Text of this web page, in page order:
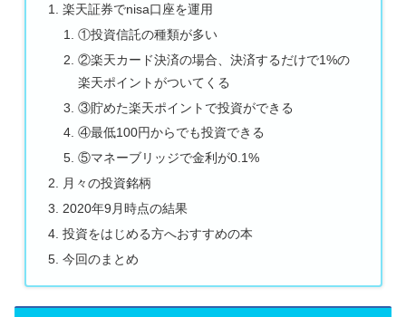
楽天証券でnisa口座を運用
①投資信託の種類が多い
②楽天カード決済の場合、決済するだけで1%の
楽天ポイントがついてくる
③貯めた楽天ポイントで投資ができる
④最低100円からでも投資できる
⑤マネーブリッジで金利が0.1%
月々の投資銘柄
2020年9月時点の結果
投資をはじめる方へおすすめの本
今回のまとめ